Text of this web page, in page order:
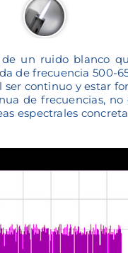
de un ruido blanco
de frecuencia 500-
ser continuo y estar
de frecuencias, no
espectrales